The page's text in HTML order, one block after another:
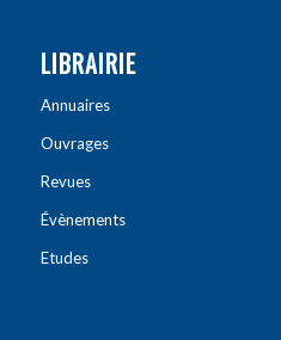
LIBRAIRIE
Annuaires
Ouvrages
Revues
Évènements
Etudes